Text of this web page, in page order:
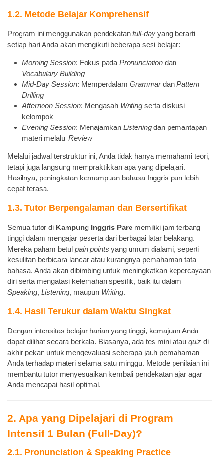
1.2. Metode Belajar Komprehensif
Program ini menggunakan pendekatan full-day yang berarti
setiap hari Anda akan mengikuti beberapa sesi belajar:
Morning Session: Fokus padaPronunciation dan
Vocabulary Building
Mid-Day Session: Memperdalam Grammardan Pattern
Drilling
Afternoon Session: Mengasah Writing serta diskusi
kelompok
Evening Session: Menajamkan Listening dan pemantapan
materi melalui Review
Melalui jadwal terstruktur ini, Anda tidak hanya memahami teori,
tetapi juga langsung mempraktikkan apa yang dipelajari.
Hasilnya, peningkatan kemampuan bahasa Inggris pun lebih
cepat terasa.
1.3. Tutor Berpengalaman dan Bersertifikat
Semua tutor di Kampung Inggris Pare memiliki jam terbang
tinggi dalam mengajar peserta dari berbagai latar belakang.
Mereka paham betul pain points yang umum dialami, seperti
kesulitan berbicara lancar atau kurangnya pemahaman tata
bahasa. Anda akan dibimbing untuk meningkatkan kepercayaan
diri serta mengatasi kelemahan spesifik, baik itu dalam
Speaking, Listening, maupun Writing.
1.4. Hasil Terukur dalam Waktu Singkat
Dengan intensitas belajar harian yang tinggi, kemajuan Anda
dapat dilihat secara berkala. Biasanya, ada tes mini atau quiz di
akhir pekan untuk mengevaluasi seberapa jauh pemahaman
Anda terhadap materi selama satu minggu. Metode penilaian ini
membantu tutor menyesuaikan kembali pendekatan ajar agar
Anda mencapai hasil optimal.
2. Apa yang Dipelajari di Program
Intensif 1 Bulan (Full-Day)?
2.1. Pronunciation & Speaking Practice